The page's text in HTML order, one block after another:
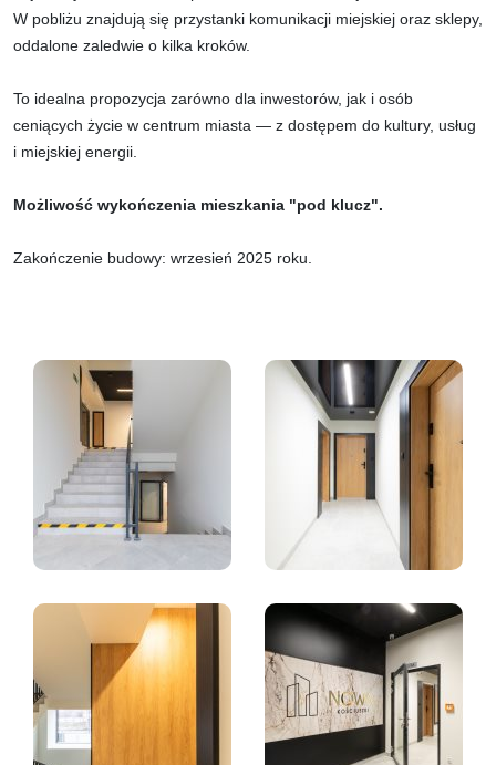
W pobliżu znajdują się przystanki komunikacji miejskiej oraz sklepy,
oddalone zaledwie o kilka kroków.
To idealna propozycja zarówno dla inwestorów, jak i osób
ceniących życie w centrum miasta — z dostępem do kultury, usług
i miejskiej energii.
Możliwość wykończenia mieszkania "pod klucz".
Zakończenie budowy: wrzesień 2025 roku.